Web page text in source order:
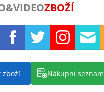
ZBOŽÍ
zboží Nákupní seznam